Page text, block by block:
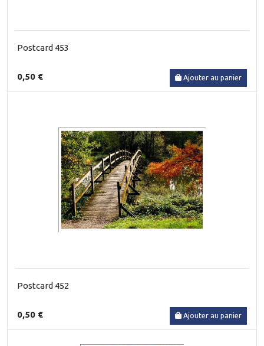
Postcard 453
0,50 € Ajouter au panier
Postcard 452
0,50 € Ajouter au panier